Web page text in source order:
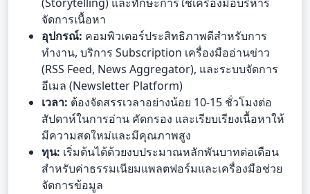
จัดการเนื้อหา
อุปกรณ์: คอมพิวเตอร์ประสิทธิภาพดีสำหรับการ
ทำงาน, บริการ Subscription เครื่องมืออ่านข่าว
(RSS Feed, News Aggregator), และระบบจัดการ
อีเมล (Newsletter Platform)
เวลา: ต้องจัดสรรเวลาอย่างน้อย 10-15 ชั่วโมงต่อ
สัปดาห์ในการอ่าน คัดกรอง และเรียบเรียงเนื้อหาให้
มีความสดใหม่และมีคุณภาพสูง
ทุน: เริ่มต้นได้ด้วยงบประมาณหลักพันบาทต่อเดือน
สำหรับค่าธรรมเนียมแพลตฟอร์มและเครื่องมือช่วย
จัดการข้อมูล